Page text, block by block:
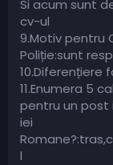
Si acum sunt
cv-ul
9.Motiv pentru
Poliție:sunt
10.Diferențiere
11.Enumera 5
pentru un post
iei
l